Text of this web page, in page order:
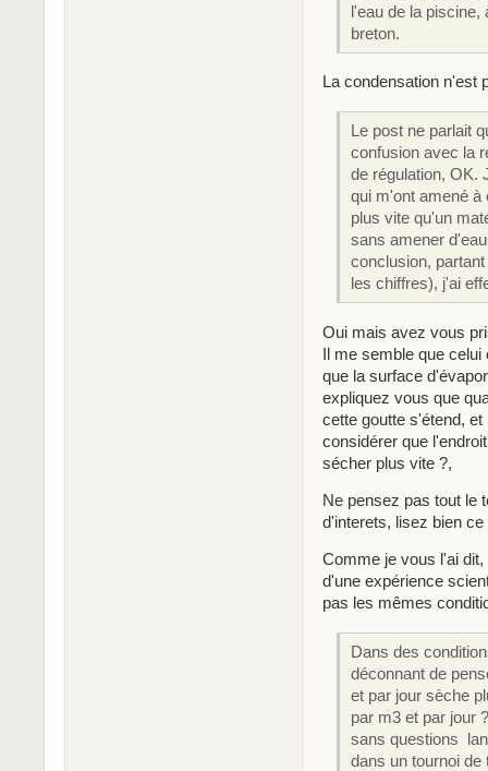
l'eau de la piscine,
breton.
La condensation n'est
Le post ne parlait
confusion avec la
de régulation, OK.
qui m'ont amené à
plus vite qu'un
sans amener
conclusion,
les chiffres), j'ai
Oui mais avez vous
Il me semble que
que la surface
expliquez vous que
cette goutte s'étend,
considérer que
sécher plus vite ?,
Ne pensez pas tout le
d'interets, lisez bien
Comme je vous l'ai
d'une expérience
pas les mêmes
Dans des
déconnant de
et par jour sèche
par m3 et par jour
sans questions
dans un tournoi